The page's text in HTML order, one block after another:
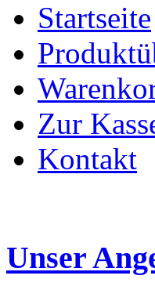
Startseite
Zur
Kontakt
Unser